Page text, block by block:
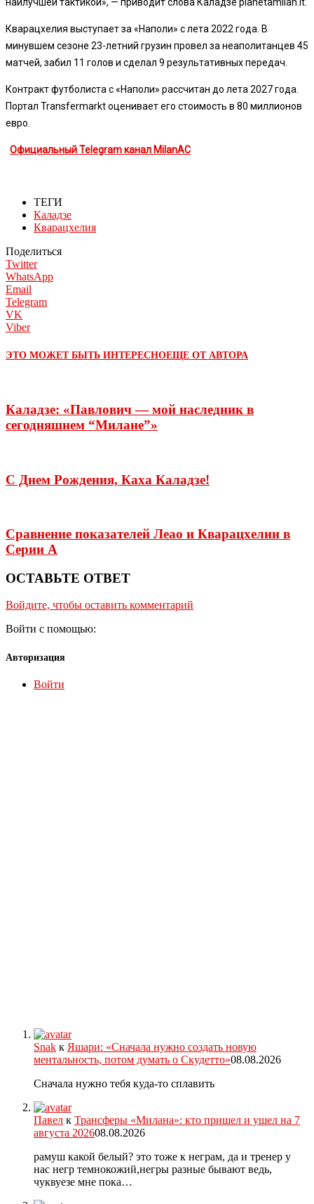
Кварацхелия выступает за «Наполи» с лета 2022 года. В
минувшем сезоне 23-летний грузин провел за неаполитанцев 45
матчей, забил 11 голов и сделал 9 результативных передач.
Контракт футболиста с «Наполи» рассчитан до лета 2027 года.
Портал Transfermarkt оценивает его стоимость в 80 миллионов
евро.
Официальный Telegram канал MilanAC
ТЕГИ
Каладзе
Кварацхелия
Поделиться
Twitter
WhatsApp
Email
Telegram
VK
Viber
ЭТО МОЖЕТ БЫТЬ ИНТЕРЕСНОЕЩЕ ОТ АВТОРА
Каладзе: «Павлович — мой наследник в
сегодняшнем “Милане”»
С Днем Рождения, Каха Каладзе!
Сравнение показателей Леао и Кварацхелии в
Серии А
ОСТАВЬТЕ ОТВЕТ
Войдите, чтобы оставить комментарий
Войти с помощью:
Авторизация
Войти
Snak к Яшари: «Сначала нужно создать новую
ментальность, потом думать о Скудетто»08.08.2026
Сначала нужно тебя куда-то сплавить
Павел к Трансферы «Милана»: кто пришел и ушел на 7
августа 202608.08.2026
рамуш какой белый? это тоже к неграм, да и тренер у
нас негр темнокожий,негры разные бывают ведь,
чуквуезе мне пока…